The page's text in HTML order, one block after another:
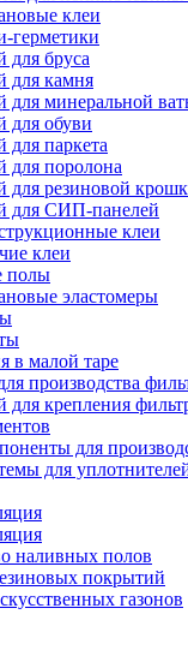
клеи
герметики
для бруса
для камня
для минеральной
для обуви
для паркета
для поролона
для резиновой
для СИП-панелей
клеи
клеи
полы
эластомеры
в малой таре
производства
для крепления
для
для
наливных полов
покрытий
газонов